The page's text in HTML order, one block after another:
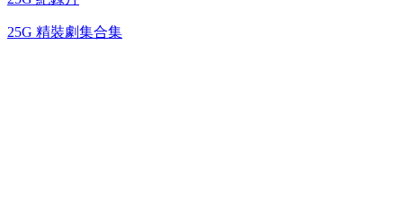
25G 精裝劇集合集